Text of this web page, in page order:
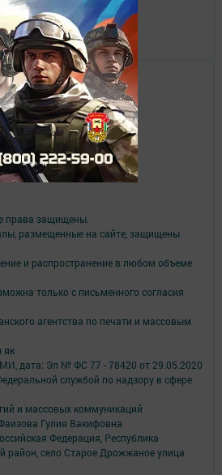
права защищены.
размещенные на сайте, защищены
и распространение в любом объеме
только с письменного согласия
агентства по печати и массовым
як
дата: Эл № ФС 77 - 78420 от 29.05.2020
службой по надзору в сфере
и массовых коммуникаций
Гулия Вакифовна
Федерация, Республика
район, село Старое Дрожжаное улица
(843) 222 09 84